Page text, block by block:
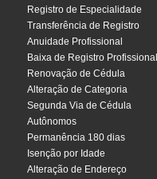
Registro de Especialidade
Transferência de Registro
Anuidade Profissional
Baixa de Registro Profissional
Renovação de Cédula
Alteração de Categoria
Segunda Via de Cédula
Autônomos
Permanência 180 dias
Isenção por Idade
Alteração de Endereço